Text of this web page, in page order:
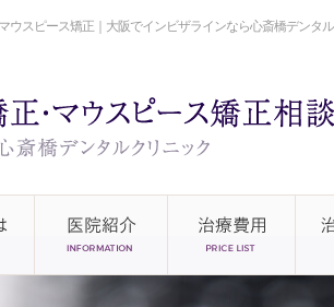
ウスピース矯正｜大阪でインビザラインなら心斎橋デンタ